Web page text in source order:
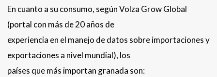
En cuanto a su consumo, según Volza Grow Global
(portal con más de 20 años de
experiencia en el manejo de datos sobre importaciones y
exportaciones a nivel mundial), los
países que más importan granada son: